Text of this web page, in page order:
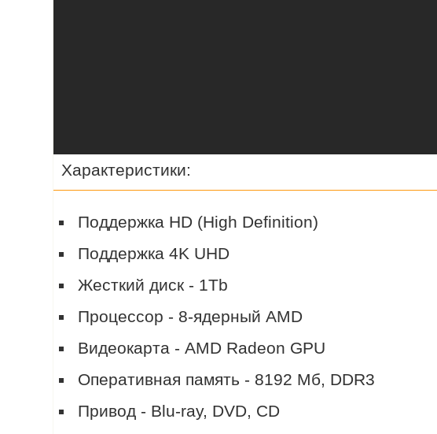
Характеристики:
Поддержка HD (High Definition)
Поддержка 4K UHD
Жесткий диск - 1Tb
Процессор - 8-ядерный AMD
Видеокарта - AMD Radeon GPU
Оперативная память - 8192 Мб, DDR3
Привод - Blu-ray, DVD, CD